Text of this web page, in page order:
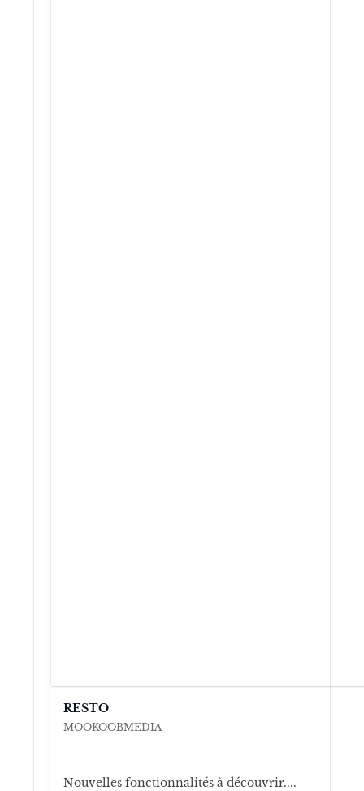
RESTO
MOOKOOBMEDIA
Nouvelles fonctionnalités à découvrir....